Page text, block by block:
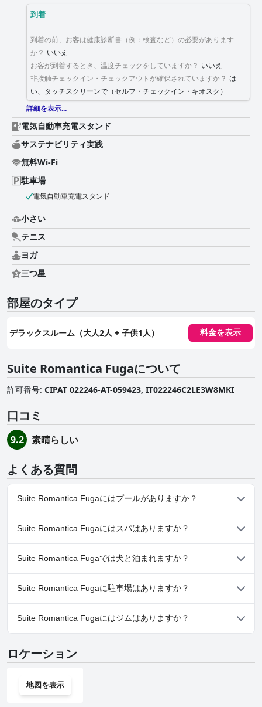
到着
到着の前、お客は健康診断書（例：検査など）の必要があります
か？ いいえ
お客が到着するとき、温度チェックをしていますか？ いいえ
非接触チェックイン・チェックアウトが確保されていますか？ は
い、タッチスクリーンで（セルフ・チェックイン・キオスク）
詳細を表示...
電気自動車充電スタンド
サステナビリティ実践
無料Wi-Fi
駐車場
電気自動車充電スタンド
小さい
テニス
ヨガ
三つ星
部屋のタイプ
デラックスルーム（大人2人 + 子供1人） 料金を表示
Suite Romantica Fugaについて
許可番号: CIPAT 022246-AT-059423, IT022246C2LE3W8MKI
口コミ
9.2 素晴らしい
よくある質問
Suite Romantica Fugaにはプールがありますか？
いいえ、Suite Romantica Fugaにはプールがありません。
Suite Romantica Fugaにはスパはありますか？
いいえ、Suite Romantica Fugaではスパはご利用いただけませ
ん。
Suite Romantica Fugaでは犬と泊まれますか？
いいえ、Suite Romantica Fugaでは犬と泊まることはできませ
ん。
Suite Romantica Fugaに駐車場はありますか？
はい、Suite Romantica Fugaでは駐車場をご利用いただけます。
Suite Romantica Fugaにはジムはありますか？
ロケーション
地図を表示